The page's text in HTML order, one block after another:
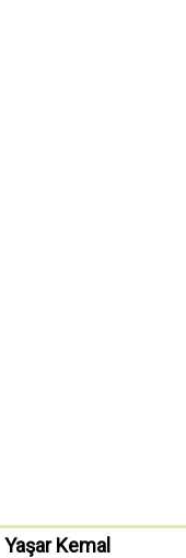
Yaşar Kemal